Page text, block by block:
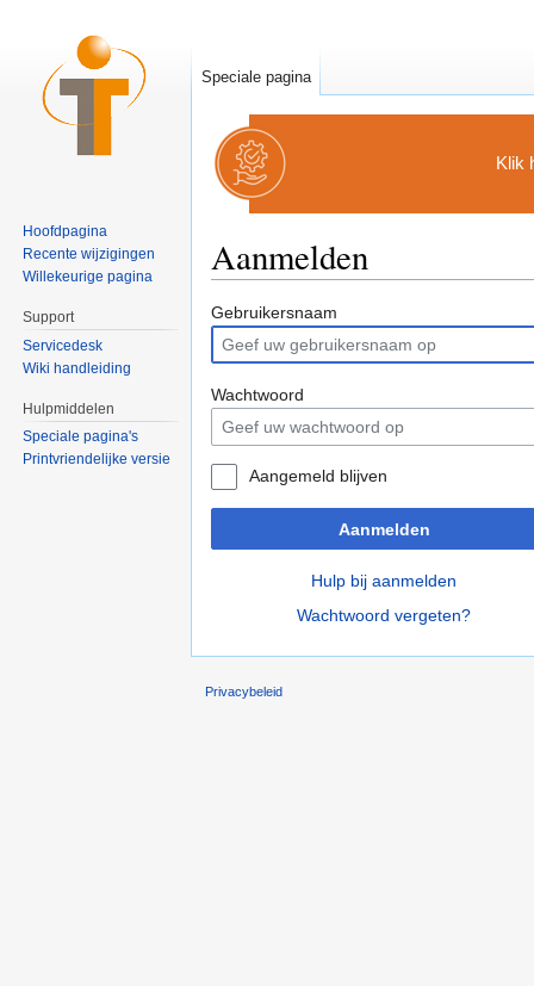
Klik
Aanmelden
Gebruikersnaam
Wachtwoord
Aangemeld blijven
Aanmelden
Hulp bij aanmelden
Wachtwoord vergeten?
Speciale pagina
Hoofdpagina
Recente wijzigingen
Willekeurige pagina
Support
Servicedesk
Wiki handleiding
Hulpmiddelen
Speciale pagina's
Printvriendelijke versie
Privacybeleid